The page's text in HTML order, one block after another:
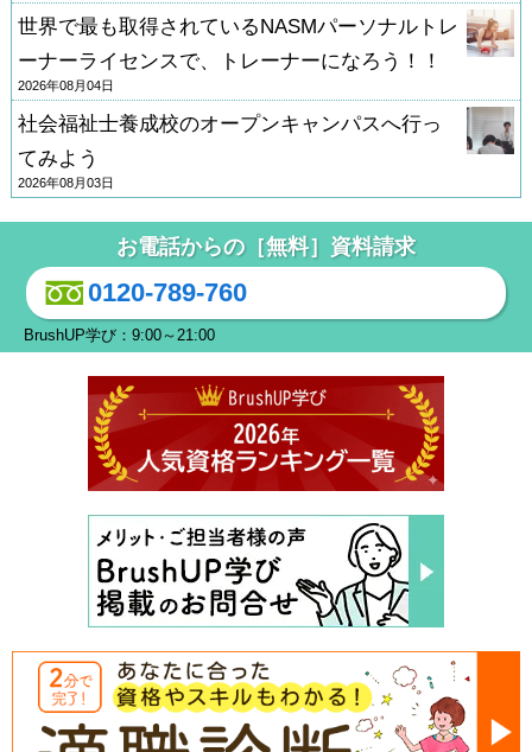
世界で最も取得されているNASMパーソナルトレ
ーナーライセンスで、トレーナーになろう！！
2026年08月04日
社会福祉士養成校のオープンキャンパスへ行っ
てみよう
2026年08月03日
お電話からの［無料］資料請求
0120-789-760
BrushUP学び：9:00～21:00